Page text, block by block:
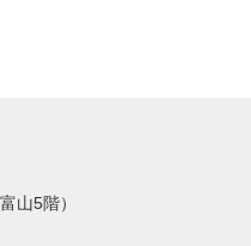
山5階）